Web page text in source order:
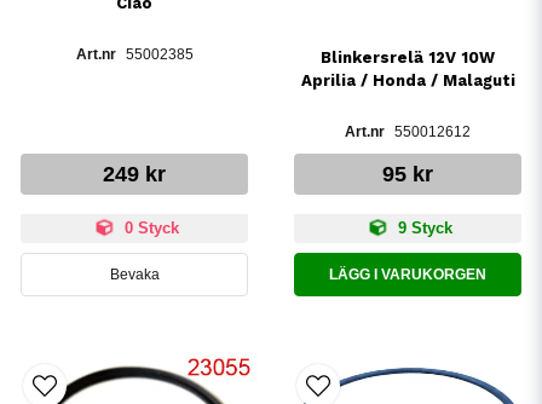
55002385
249 kr
0 Styck
Bevaka
Blinkersrelä 12V 10W
Aprilia / Honda / Malaguti
550012612
95 kr
9 Styck
LÄGG I VARUKORGEN